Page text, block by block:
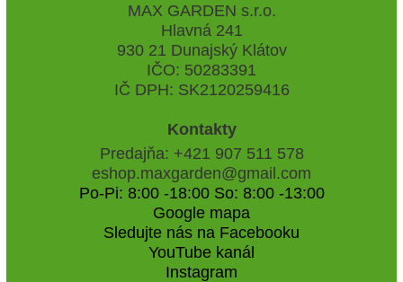
MAX GARDEN s.r.o.
Hlavná 241
930 21 Dunajský Klátov
IČO: 50283391
IČ DPH: SK2120259416
Kontakty
Predajňa: +421 907 511 578
eshop.maxgarden@gmail.com
Po-Pi: 8:00 -18:00 So: 8:00 -13:00
Google mapa
Sledujte nás na Facebooku
YouTube kanál
Instagram